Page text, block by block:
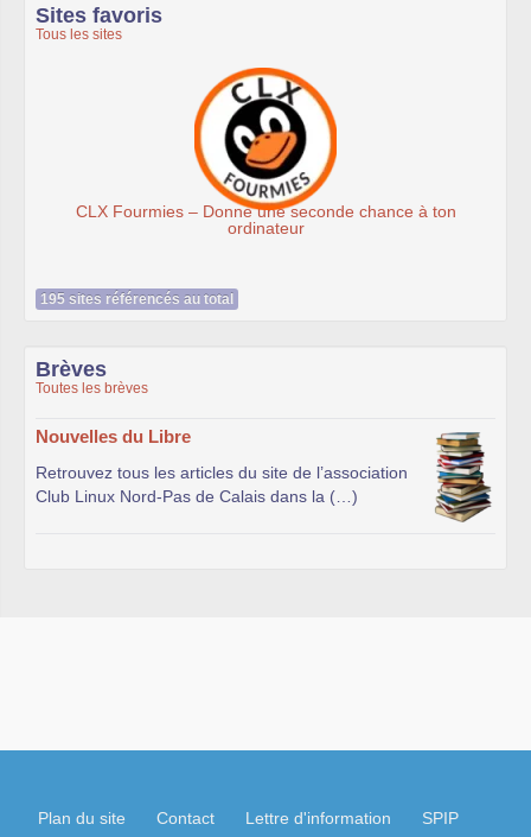
Sites favoris
Tous les sites
Fourmies – Donne une seconde chance à ton
195 sites référencés au total
Brèves
Toutes les brèves
Nouvelles du Libre
Retrouvez tous les articles du site de l’association
Club Linux Nord-Pas de Calais dans la (…)
Plan du site Contact Lettre d'information SPIP